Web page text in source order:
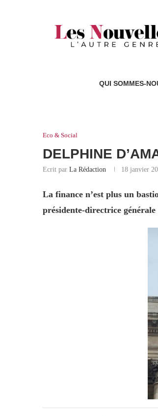
QUI SOMMES-
Eco & Social
DELPHINE
Ecrit par La Rédaction 18 janvier
La finance n’est plus un
présidente-directrice